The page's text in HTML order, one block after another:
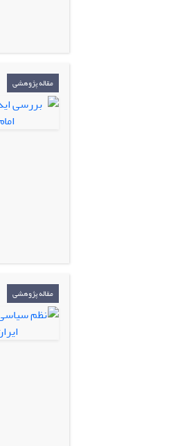
مقاله پژوهشی
مقاله پژوهشی